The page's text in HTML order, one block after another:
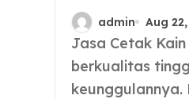
admin Aug
Jasa Cetak Kain digital untuk motif custom
berkualitas